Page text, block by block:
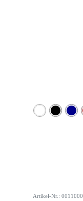
Artikel-Nr.: 0011000